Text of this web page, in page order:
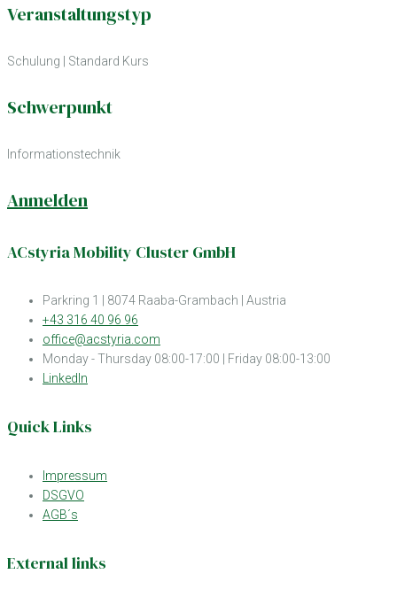
Veranstaltungstyp
Schulung | Standard Kurs
Schwerpunkt
Informationstechnik
Anmelden
ACstyria Mobility Cluster GmbH
Parkring 1 | 8074 Raaba-Grambach | Austria
+43 316 40 96 96
office@acstyria.com
Monday - Thursday 08:00-17:00 | Friday 08:00-13:00
LinkedIn
Quick Links
Impressum
DSGVO
AGB´s
External links